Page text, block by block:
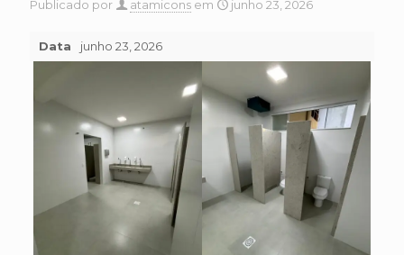
Publicado por atamicons em junho 23, 2026
Data junho 23, 2026